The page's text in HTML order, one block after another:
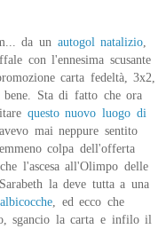
da un autogol natalizio
con l'ennesima scusante
carta fedeltà, 3x2,
bene. Sta di fatto che ora
questo nuovo luogo di
mai neppure sentito
colpa dell'offerta
l'ascesa all'Olimpo delle
la deve tutta a una
, ed ecco che
sgancio la carta e infilo il